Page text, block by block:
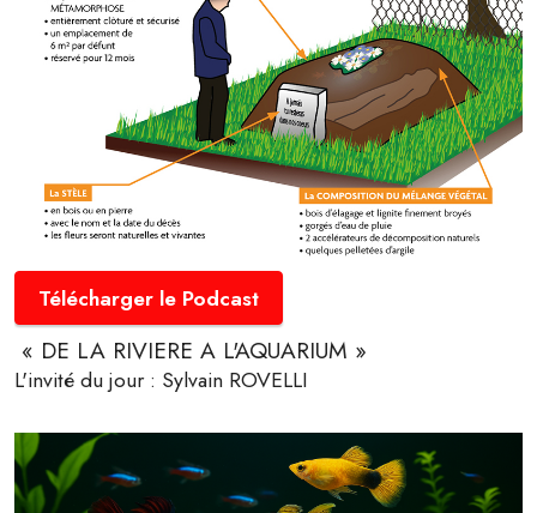
Télécharger le Podcast
« DE LA RIVIERE A L'AQUARIUM »
L'invité du jour : Sylvain ROVELLI